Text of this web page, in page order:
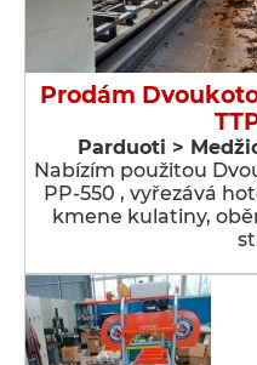
Prodám
Parduoti >
Nabízím použitou
PP-550 , vyřezává
kmene kulatiny,